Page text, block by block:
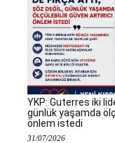
YKP: Guterres iki
günlük yaşamda
önlem istedi
31/07/2026